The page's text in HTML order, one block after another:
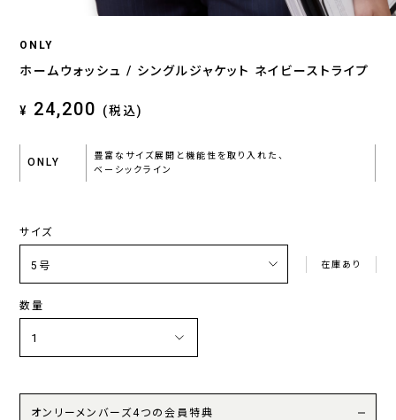
ONLY
ホームウォッシュ / シングルジャケット ネイビーストライプ
¥ 24,200 (税込)
ONLY
豊富なサイズ展開と機能性を取り入れた、
ベーシックライン
サイズ
在庫あり
数量
オンリーメンバーズ4つの会員特典